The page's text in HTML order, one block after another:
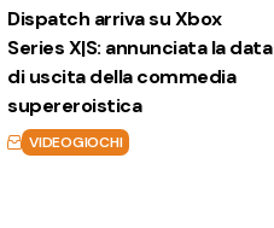
Dispatch arriva su Xbox
Series X|S: annunciata la data
di uscita della commedia
supereroistica
VIDEOGIOCHI